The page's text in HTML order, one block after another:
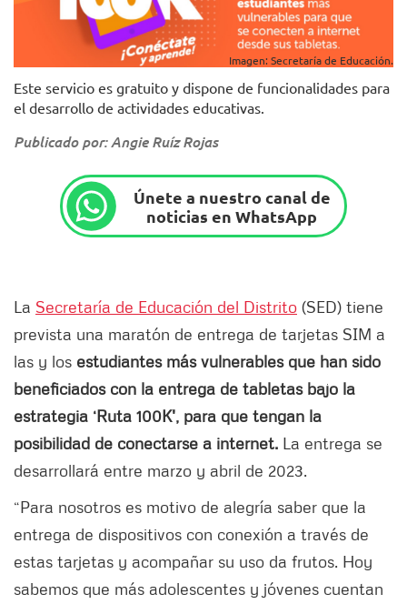
Imagen: Secretaría de Educación.
Este servicio es gratuito y dispone de funcionalidades para
el desarrollo de actividades educativas.
Publicado por: Angie Ruíz Rojas
Únete a nuestro canal de
noticias en WhatsApp
La Secretaría de Educación del Distrito (SED) tiene
prevista una maratón de entrega de tarjetas SIM a
las y los estudiantes más vulnerables que han sido
beneficiados con la entrega de tabletas bajo la
estrategia ‘Ruta 100K', para que tengan la
posibilidad de conectarse a internet. La entrega se
desarrollará entre marzo y abril de 2023.
“Para nosotros es motivo de alegría saber que la
entrega de dispositivos con conexión a través de
estas tarjetas y acompañar su uso da frutos. Hoy
sabemos que más adolescentes y jóvenes cuentan